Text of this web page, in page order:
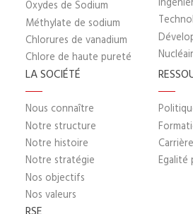
Oxydes de Sodium
Méthylate de sodium
Chlorures de vanadium
Chlore de haute pureté
LA SOCIÉTÉ
Nous connaître
Notre structure
Notre histoire
Notre stratégie
Nos objectifs
Nos valeurs
Egalité